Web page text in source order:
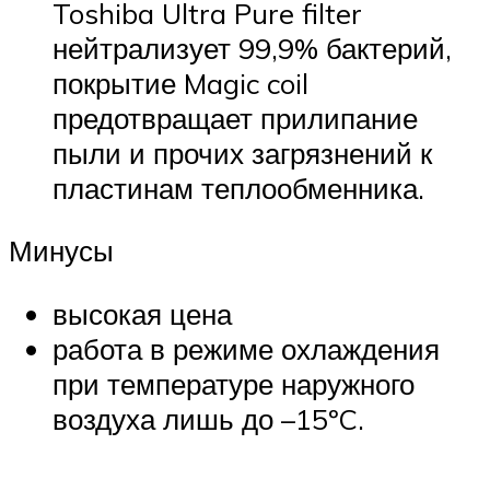
Toshiba Ultra Pure filter
нейтрализует 99,9% бактерий,
покрытие Magic coil
предотвращает прилипание
пыли и прочих загрязнений к
пластинам теплообменника.
Минусы
высокая цена
работа в режиме охлаждения
при температуре наружного
воздуха лишь до –15ºC.